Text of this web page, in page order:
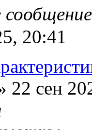
20:41
22 сен